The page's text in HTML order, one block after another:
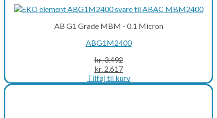
AB G1 Grade MBM - 0.1 Micron
ABG1M2400
kr.3.492
Original
price
was:
kr.2.617Current
price
is:
Tilføj til kurv